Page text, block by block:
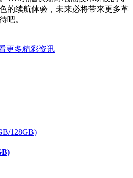
的续航体验，未来必将带来更多革
吧。
更多精彩资讯